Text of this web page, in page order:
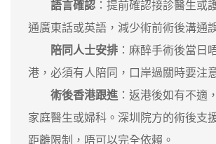
語言確認 ：提前確認接診醫生或
通廣東話或英語，減少術前術後溝通
陪同人士安排 ：麻醉手術後當日
港，必須有人陪同，口岸過關時要注
術後香港跟進 ：返港後如有不適
家庭醫生或婦科。深圳院方的術後支
距離限制，唔可以完全依賴。